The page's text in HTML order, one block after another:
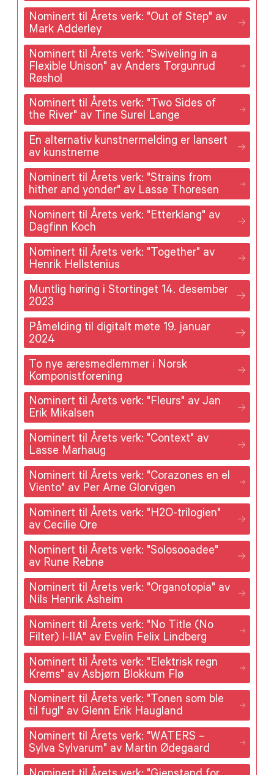
Nominert til Årets verk: "Out of Step" av
Mark Adderley
Nominert til Årets verk: "Swiveling in a
Flexible Unison" av Anders Torgunrud
Røshol
Nominert til Årets verk: "Two Sides of
the River" av Tine Surel Lange
En alternativ kunstnermelding er lansert
av kunstnerne
Nominert til Årets verk: "Strains from
hither and yonder" av Lasse Thoresen
Nominert til Årets verk: "Etterklang" av
Dagfinn Koch
Nominert til Årets verk: "Together" av
Henrik Hellstenius
Muntlig høring i Stortinget 14. desember
2023
Påmelding til digitalt møte 19. januar
2024
To nye æresmedlemmer i Norsk
Komponistforening
Nominert til Årets verk: "Fleurs" av Jan
Erik Mikalsen
Nominert til Årets verk: "Context" av
Lasse Marhaug
Nominert til Årets verk: "Corazones en el
Viento" av Per Arne Glorvigen
Nominert til Årets verk: "H2O-trilogien"
av Cecilie Ore
Nominert til Årets verk: "Solosooadee"
av Rune Rebne
Nominert til Årets verk: "Organotopia" av
Nils Henrik Asheim
Nominert til Årets verk: "No Title (No
Filter) I-IIA" av Evelin Felix Lindberg
Nominert til Årets verk: "Elektrisk regn
Krems" av Asbjørn Blokkum Flø
Nominert til Årets verk: "Tonen som ble
til fugl" av Glenn Erik Haugland
Nominert til Årets verk: "WATERS –
Sylva Sylvarum" av Martin Ødegaard